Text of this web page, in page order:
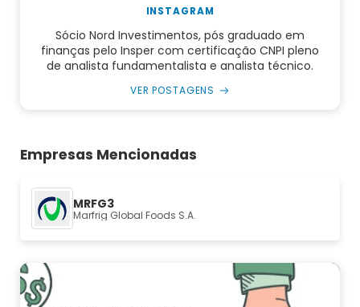
INSTAGRAM
Sócio Nord Investimentos, pós graduado em
finanças pelo Insper com certificação CNPI pleno
de analista fundamentalista e analista técnico.
VER POSTAGENS
Empresas Mencionadas
MRFG3
Marfrig Global Foods S.A.